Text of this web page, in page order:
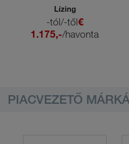
Lízing
-tól/-től€
1.175,-/havonta
PIACVEZETŐ